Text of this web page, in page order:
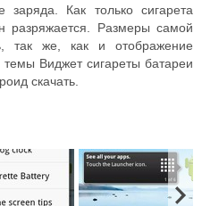
Как только сигарета
разряжается. Размеры самой
так же, как и отображение
Виджет сигареты батареи
скачать.